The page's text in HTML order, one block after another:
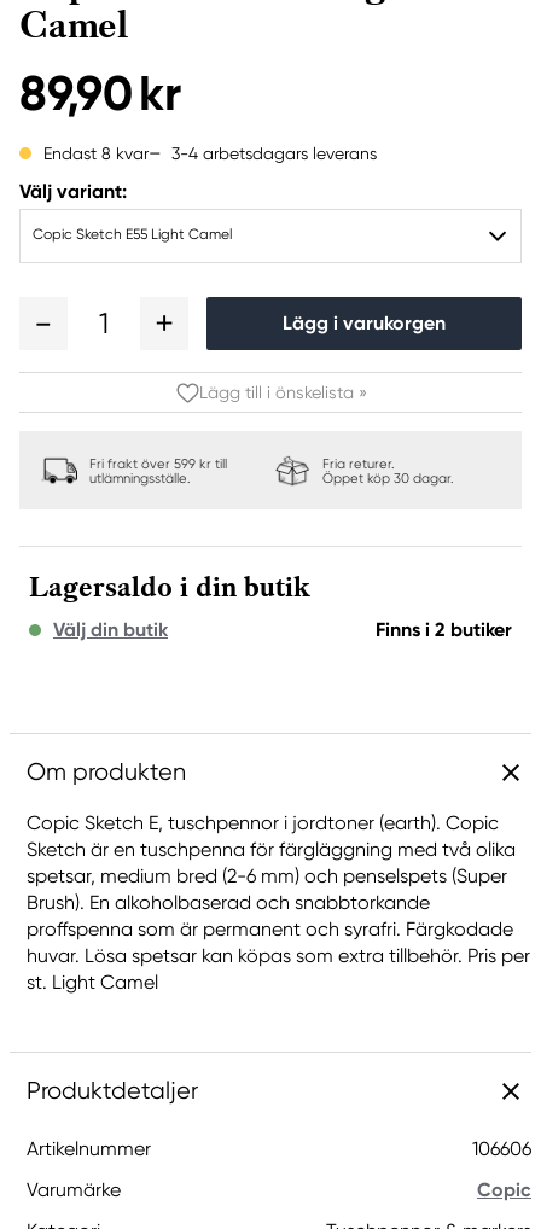
Camel
89,90 kr
Endast 8 kvar 3-4 arbetsdagars leverans
Välj variant:
Copic Sketch E55 Light Camel
1 Lägg i varukorgen
Lägg till i önskelista »
Fri frakt över 599 kr till
utlämningsställe.
Fria returer.
Öppet köp 30 dagar.
Lagersaldo i din butik
Välj din butik Finns i 2 butiker
Om produkten
Copic Sketch E, tuschpennor i jordtoner (earth). Copic
Sketch är en tuschpenna för färgläggning med två olika
spetsar, medium bred (2-6 mm) och penselspets (Super
Brush). En alkoholbaserad och snabbtorkande
proffspenna som är permanent och syrafri. Färgkodade
huvar. Lösa spetsar kan köpas som extra tillbehör. Pris per
st. Light Camel
Produktdetaljer
Artikelnummer
106606
Varumärke
Copic